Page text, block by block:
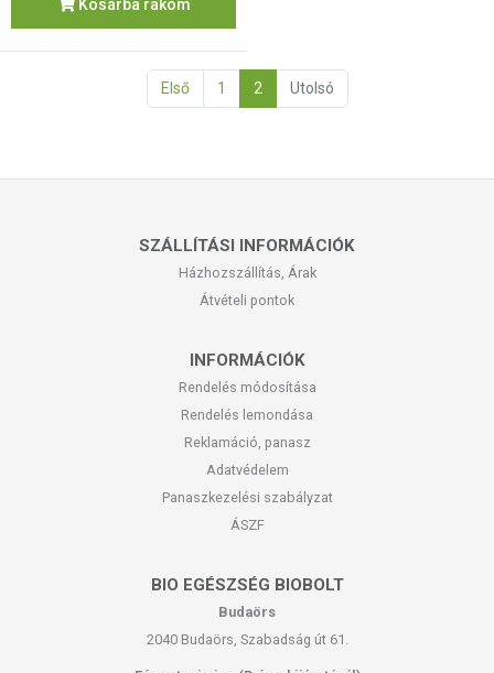
Kosárba rakom
Első 1 2 Utolsó
SZÁLLÍTÁSI INFORMÁCIÓK
Házhozszállítás, Árak
Átvételi pontok
INFORMÁCIÓK
Rendelés módosítása
Rendelés lemondása
Reklamáció, panasz
Adatvédelem
Panaszkezelési szabályzat
ÁSZF
BIO EGÉSZSÉG BIOBOLT
Budaörs
2040 Budaörs, Szabadság út 61.